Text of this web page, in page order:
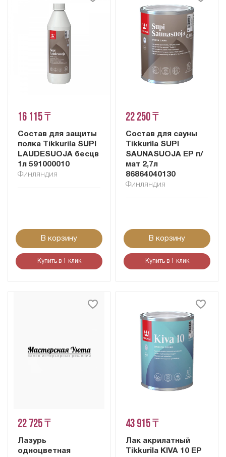
16 115 ₸
Состав для защиты
полка Tikkurila SUPI
LAUDESUOJA бесцв
1л 591000010
Финляндия
В корзину
Купить в 1 клик
22 250 ₸
Состав для сауны
Tikkurila SUPI
SAUNASUOJA EP п/
мат 2,7л
86864040130
Финляндия
В корзину
Купить в 1 клик
22 725 ₸
Лазурь
одноцветная
43 915 ₸
Лак акрилатный
Tikkurila KIVA 10 EP